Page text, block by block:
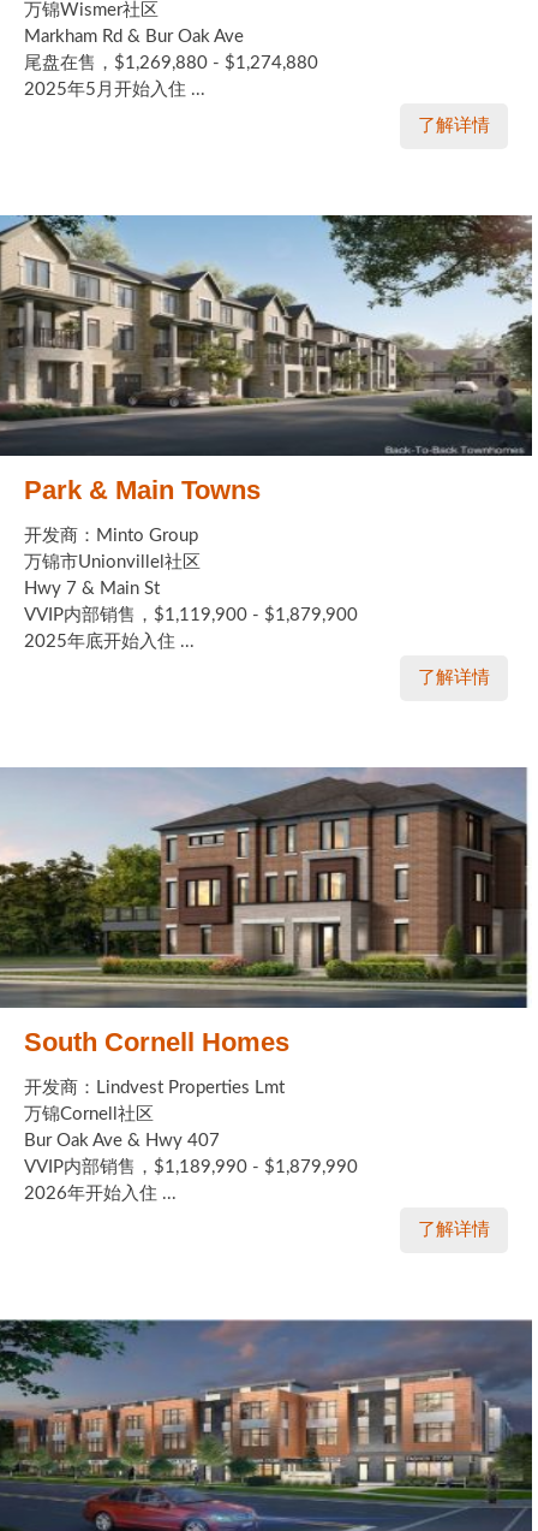
万锦Wismer社区
Markham Rd & Bur Oak Ave
尾盘在售，$1,269,880 - $1,274,880
2025年5月开始入住 ...
了解详情
Park & Main Towns
开发商：Minto Group
万锦市Unionvillel社区
Hwy 7 & Main St
VVIP内部销售，$1,119,900 - $1,879,900
2025年底开始入住 ...
了解详情
South Cornell Homes
开发商：Lindvest Properties Lmt
万锦Cornell社区
Bur Oak Ave & Hwy 407
VVIP内部销售，$1,189,990 - $1,879,990
2026年开始入住 ...
了解详情